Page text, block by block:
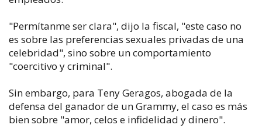
"Permítanme ser clara", dijo la fiscal, "este caso no
es sobre las preferencias sexuales privadas de una
celebridad", sino sobre un comportamiento
"coercitivo y criminal".
Sin embargo, para Teny Geragos, abogada de la
defensa del ganador de un Grammy, el caso es más
bien sobre "amor, celos e infidelidad y dinero".